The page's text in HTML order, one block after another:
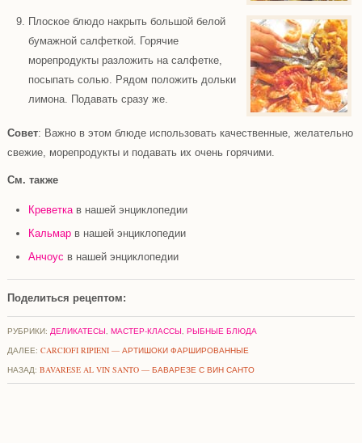
Плоское блюдо накрыть большой белой
бумажной салфеткой. Горячие
морепродукты разложить на салфетке,
посыпать солью. Рядом положить дольки
лимона. Подавать сразу же.
Совет: Важно в этом блюде использовать качественные, желательно
свежие, морепродукты и подавать их очень горячими.
См. также
Креветкав нашей энциклопедии
Кальмарв нашей энциклопедии
Анчоус в нашей энциклопедии
Поделиться рецептом:
РУБРИКИ: ДЕЛИКАТЕСЫ, МАСТЕР-КЛАССЫ, РЫБНЫЕ БЛЮДА
ДАЛЕЕ: CARCIOFI RIPIENI — АРТИШОКИ ФАРШИРОВАННЫЕ
НАЗАД: BAVARESE AL VIN SANTO — БАВАРЕЗЕ С ВИН САНТО